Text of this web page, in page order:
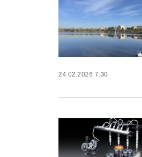
24.02.2026 7:30